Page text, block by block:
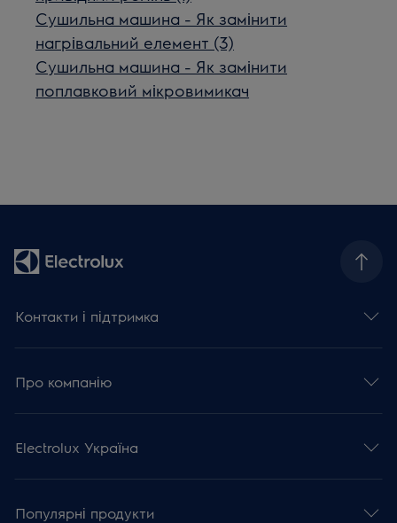
Сушильна машина - Як замінити
нагрівальний елемент (3)
Сушильна машина - Як замінити
поплавковий мікровимикач
Контакти і підтримка
Про компанію
Electrolux Україна
Популярні продукти